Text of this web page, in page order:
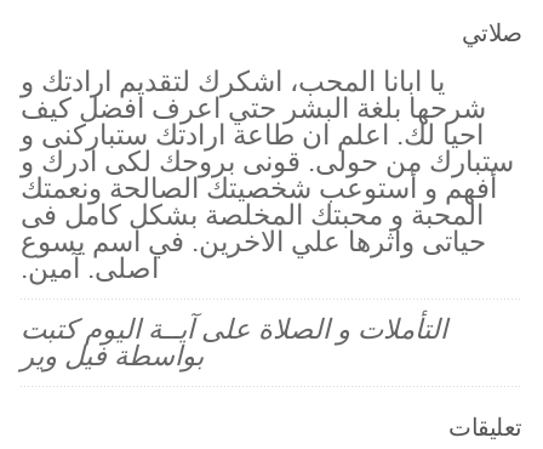
صلاتي
يا ابانا المحب، اشكرك لتقديم ارادتك و
شرحها بلغة البشر حتي اعرف افضل كيف
احيا لك. اعلم ان طاعة ارادتك ستباركنى و
ستبارك من حولى. قونى بروحك لكى ادرك و
أفهم و أستوعب شخصيتك الصالحة ونعمتك
المحبة و محبتك المخلصة بشكل كامل فى
حياتى واثرها علي الاخرين. في اسم يسوع
اصلى. آمين.
التأملات و الصلاة على آيــة اليوم كتبت
بواسطة فيل وير
تعليقات